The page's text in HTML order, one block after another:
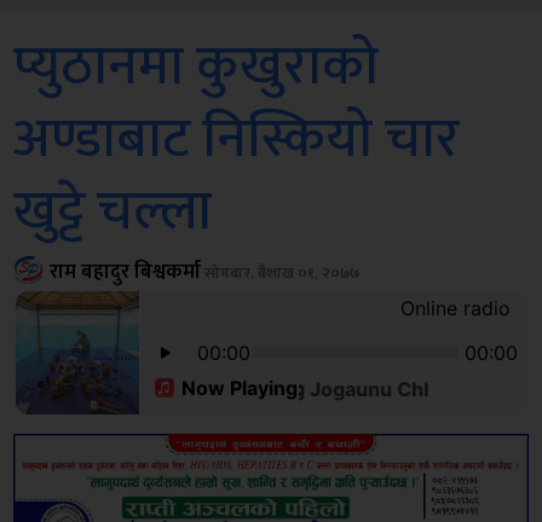
प्युठानमा कुखुराको
अण्डाबाट निस्कियो चार
खुट्टे चल्ला
राम बहादुर बिश्वकर्मासोमबार, बैशाख ०१, २०७७